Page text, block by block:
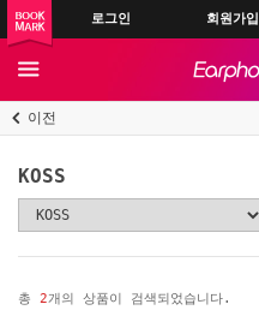
로그인 회원가입
이전
KOSS
총 2개의 상품이 검색되었습니다.